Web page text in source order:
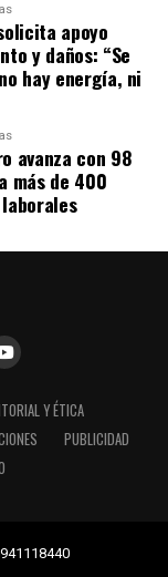
apoyo
y daños: “Se
hay energía, ni
avanza con 98
más de 400
Y ÉTICA
PUBLICIDAD